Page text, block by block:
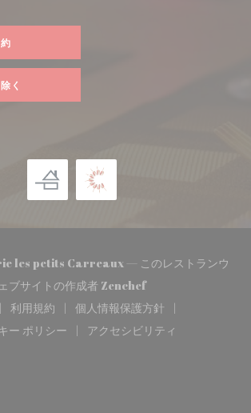
く
les petits Carreaux — このレストランウ
ェブサイトの作成者 Zenchef((新しいウィンドウ
しいウィンドウで開きます))
利用規約
((新しいウィンドウで開きます))
個人情報保護方針
((新しいウィンドウで開
ー ポリシー
((新しいウィンドウで開きます))
アクセシビリティ
((新しいウィンドウで